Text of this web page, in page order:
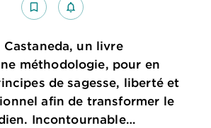
bookmark_border notifications_none_outlined
Castaneda, un livre
méthodologie, pour en
de sagesse, liberté et
afin de transformer le
Incontournable…